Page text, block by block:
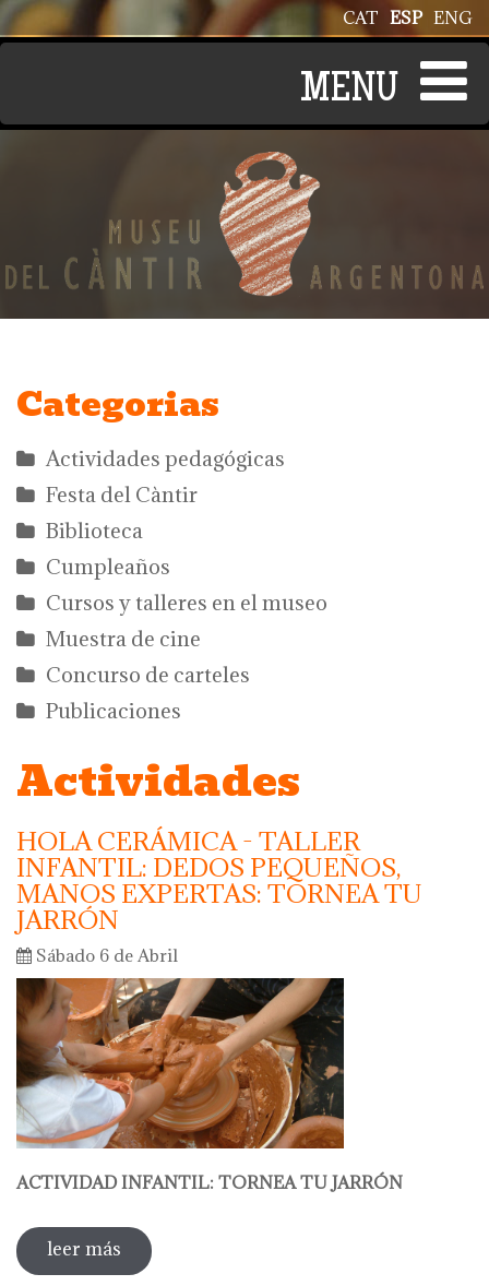
Pasar al contenido principal ENG
ESP
CAT
Categorias
Actividades pedagógicas
Festa del Càntir
Biblioteca
Cumpleaños
Cursos y talleres en el museo
Muestra de cine
Concurso de carteles
Publicaciones
Actividades
HOLA CERÁMICA - TALLER
INFANTIL: DEDOS PEQUEÑOS,
MANOS EXPERTAS: TORNEA TU
JARRÓN
Sábado 6 de Abril
ACTIVIDAD INFANTIL: TORNEA TU JARRÓN
leer más sobre hola cerámica - taller infantil:
dedos pequeños, manos expertas: tornea